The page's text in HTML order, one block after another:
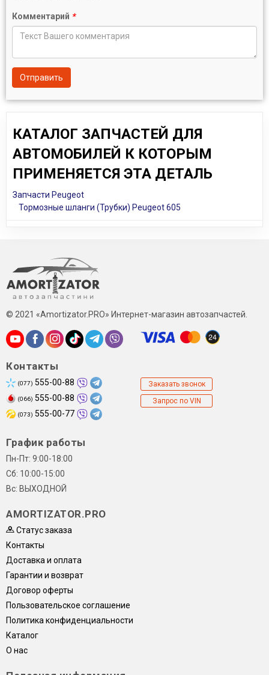
Комментарий *
Отправить
КАТАЛОГ ЗАПЧАСТЕЙ ДЛЯ
АВТОМОБИЛЕЙ К КОТОРЫМ
ПРИМЕНЯЕТСЯ ЭТА ДЕТАЛЬ
Запчасти Peugeot
Тормозные шланги (Трубки) Peugeot 605
© 2021 «Amortizator.PRO» Интернет-магазин автозапчастей.
Контакты
(077) 555-00-88
(066) 555-00-88
(073) 555-00-77
Заказать звонок
Запрос по VIN
График работы
Пн-Пт: 9:00-18:00
Сб: 10:00-15:00
Вс: ВЫХОДНОЙ
AMORTIZATOR.PRO
Статус заказа
Контакты
Доставка и оплата
Гарантии и возврат
Договор оферты
Пользовательское соглашение
Политика конфиденциальности
Каталог
О нас